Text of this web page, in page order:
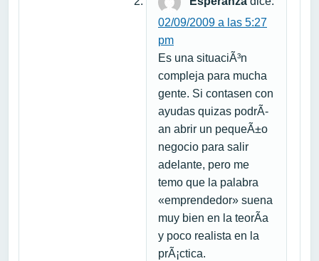
02/09/2009 a las 5:27
pm
Es una situaciÃ³n
compleja para mucha
gente. Si contasen con
ayudas quizas podrÃ­
an abrir un pequeÃ±o
negocio para salir
adelante, pero me
temo que la palabra
«emprendedor» suena
muy bien en la teorÃ­a
y poco realista en la
prÃ¡ctica.